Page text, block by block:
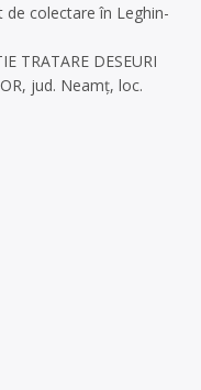
de colectare în Leghin-
TRATARE DESEURI
jud. Neamț, loc.